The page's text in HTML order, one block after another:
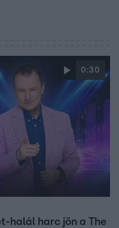
0:30
halál harc jön a The